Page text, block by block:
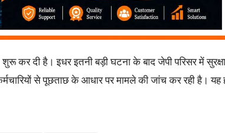
कर दी है। इधर इतनी बड़ी घटना के बाद जेपी परिसर में
से पूछताछ के आधार पर मामले की जांच कर रही है। यह